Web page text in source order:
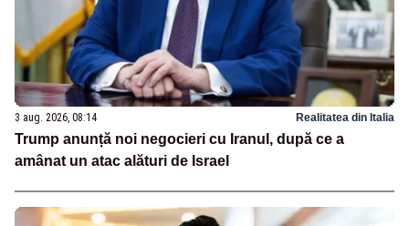
3 aug. 2026, 08:14 Realitatea din Italia
Trump anunță noi negocieri cu Iranul, după ce a
amânat un atac alături de Israel